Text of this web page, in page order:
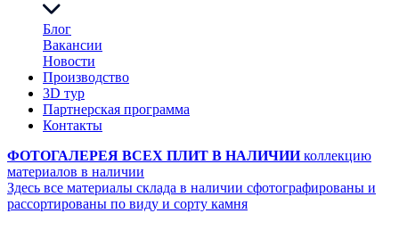
Блог
Вакансии
Новости
Производство
3D тур
Партнерская программа
Контакты
ФОТОГАЛЕРЕЯ ВСЕХ ПЛИТ В НАЛИЧИИ коллекцию
материалов в наличии
Здесь все материалы склада в наличии сфотографированы и
рассортированы по виду и сорту камня